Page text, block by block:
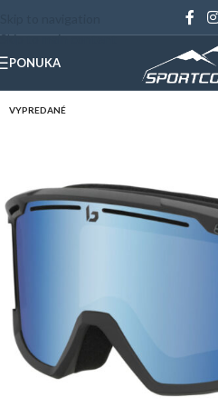
Skip to main content
PONUKA
VYPREDANÉ